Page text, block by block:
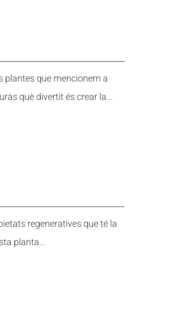
plantes que mencionem a
què divertit és crear la...
regeneratives que té la
planta...